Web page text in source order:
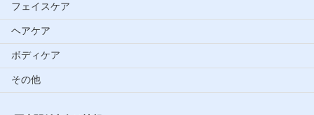
フェイスケア
ヘアケア
ボディケア
その他